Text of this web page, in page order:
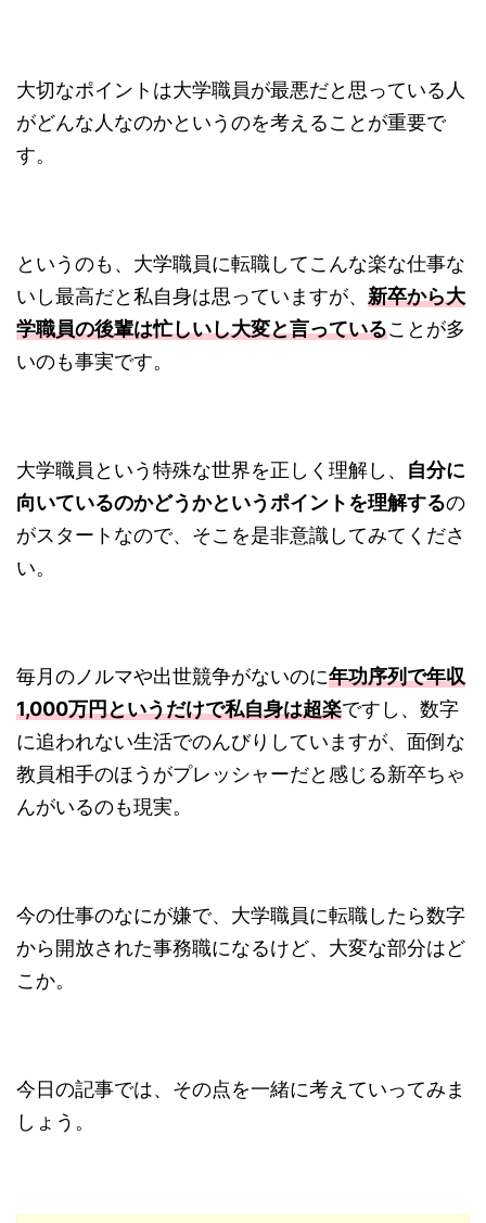
大切なポイントは大学職員が最悪だと思っている人
がどんな人なのかというのを考えることが重要で
す。
というのも、大学職員に転職してこんな楽な仕事な
いし最高だと私自身は思っていますが、 新卒から大
学職員の後輩は忙しいし大変と言っていることが多
いのも事実です。
大学職員という特殊な世界を正しく理解し、 自分に
向いているのかどうかというポイントを理解するの
がスタートなので、そこを是非意識してみてくださ
い。
毎月のノルマや出世競争がないのに年功序列で年収
1,000万円というだけで私自身は超楽ですし、数字
に追われない生活でのんびりしていますが、面倒な
教員相手のほうがプレッシャーだと感じる新卒ちゃ
んがいるのも現実。
今の仕事のなにが嫌で、大学職員に転職したら数字
から開放された事務職になるけど、大変な部分はど
こか。
今日の記事では、その点を一緒に考えていってみま
しょう。